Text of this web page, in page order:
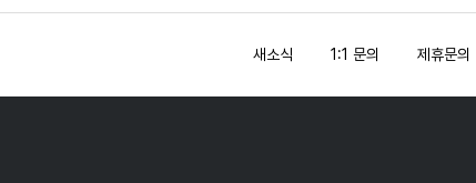
새소식 1:1 문의 제휴문의